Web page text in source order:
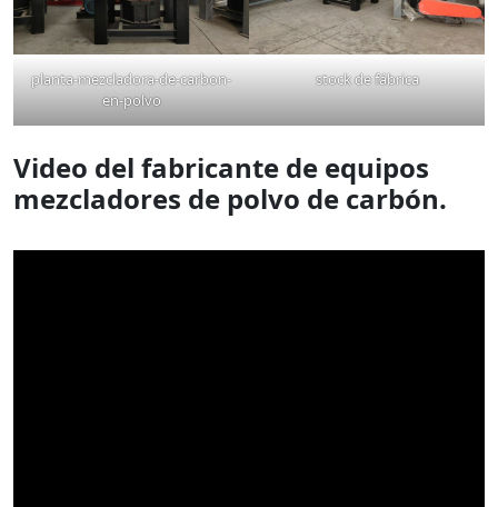
planta-mezcladora-de-carbon-
en-polvo
stock de fábrica
Video del fabricante de equipos
mezcladores de polvo de carbón.